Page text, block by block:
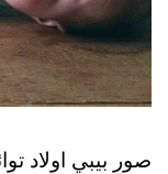
صور بيبي اولاد